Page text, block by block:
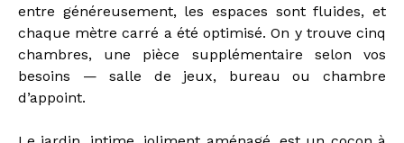
entre généreusement, les espaces sont fluides, et
chaque mètre carré a été optimisé. On y trouve cinq
chambres, une pièce supplémentaire selon vos
besoins — salle de jeux, bureau ou chambre
d’appoint.